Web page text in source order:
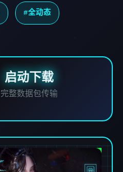
#全动态
启动下载
完整数据包传输